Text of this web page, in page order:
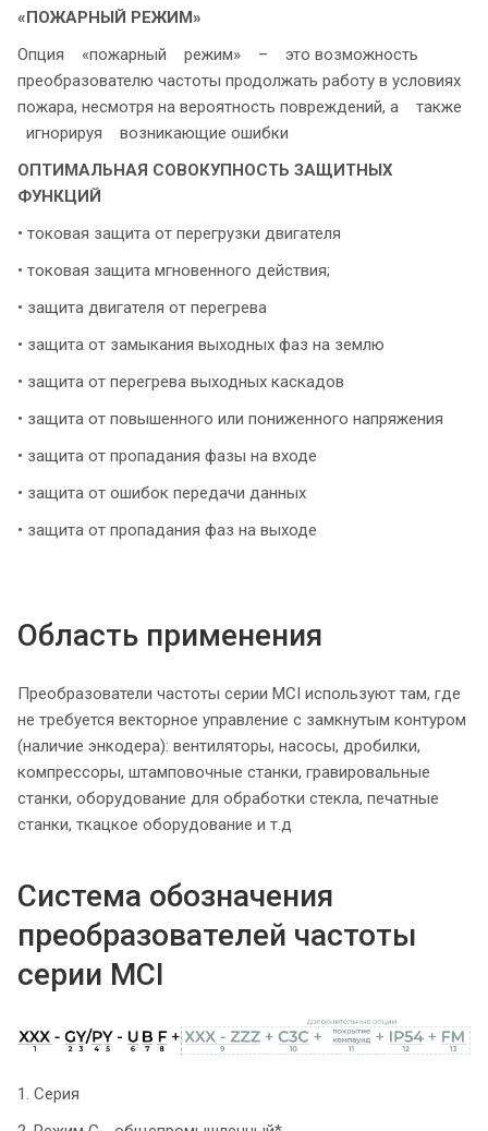
«ПОЖАРНЫЙ РЕЖИМ»
Опция «пожарный режим» – это возможность
преобразователю частоты продолжать работу в условиях
пожара, несмотря на вероятность повреждений, а также
игнорируя возникающие ошибки
ОПТИМАЛЬНАЯ СОВОКУПНОСТЬ ЗАЩИТНЫХ
ФУНКЦИЙ
• токовая защита от перегрузки двигателя
• токовая защита мгновенного действия;
• защита двигателя от перегрева
• защита от замыкания выходных фаз на землю
• защита от перегрева выходных каскадов
• защита от повышенного или пониженного напряжения
• защита от пропадания фазы на входе
• защита от ошибок передачи данных
• защита от пропадания фаз на выходе
Область применения
Преобразователи частоты серии MCI используют там, где
не требуется векторное управление с замкнутым контуром
(наличие энкодера): вентиляторы, насосы, дробилки,
компрессоры, штамповочные станки, гравировальные
станки, оборудование для обработки стекла, печатные
станки, ткацкое оборудование и т.д
Система обозначения
преобразователей частоты
серии MCI
1. Серия